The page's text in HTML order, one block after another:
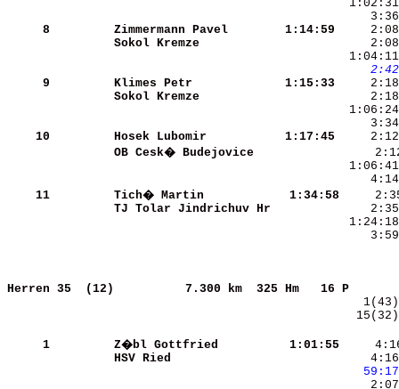
     8
Zimmermann Pavel
1:14:59
Sokol Kremze
    2:42
     9
Klimes Petr
1:15:33
Sokol Kremze
    10
Hosek Lubomir
1:17:45
OB Cesk� Budejovice
    11
Tich� Martin
1:34:58
TJ Tolar Jindrichuv Hr
Herren 35  (12)
7.300 km  325
     1
Z�bl Gottfried 1:01:55
HSV Ried
   59:17